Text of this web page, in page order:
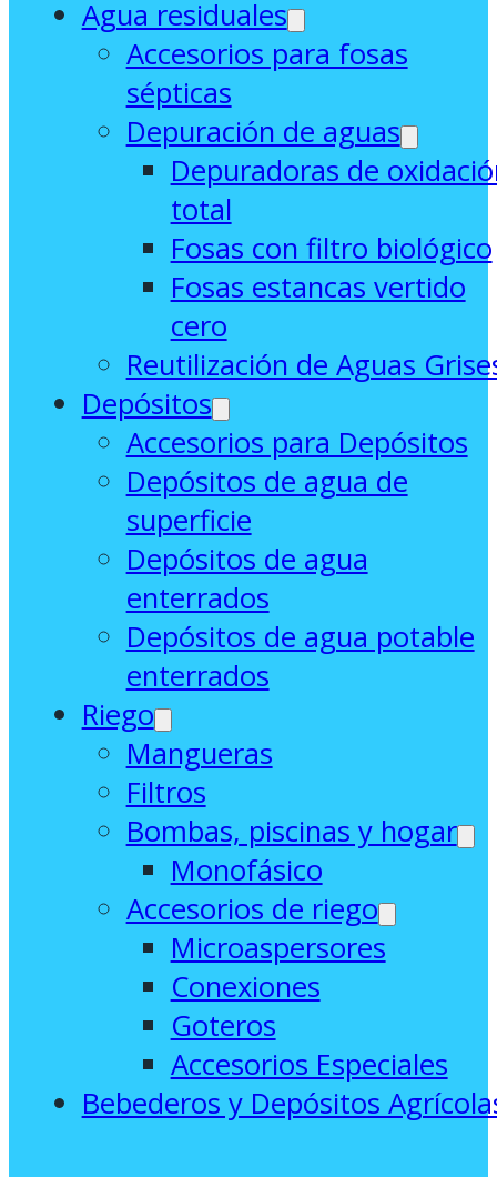
Agua residuales
Accesorios para fosas
sépticas
Depuración de aguas
Depuradoras de
total
Fosas con filtro biológico
Fosas estancas vertido
cero
Reutilización de Aguas
Depósitos
Accesorios para Depósitos
Depósitos de agua de
superficie
Depósitos de agua
enterrados
Depósitos de agua potable
enterrados
Riego
Mangueras
Filtros
Bombas, piscinas y hogar
Monofásico
Accesorios de riego
Microaspersores
Conexiones
Goteros
Accesorios Especiales
Bebederos y Depósitos